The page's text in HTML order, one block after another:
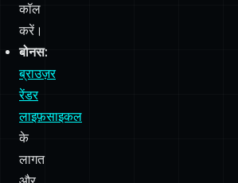
कॉल
करें।
बोनस:
ब्राउज़र
रेंडर
लाइफ़साइकल
के
लागत